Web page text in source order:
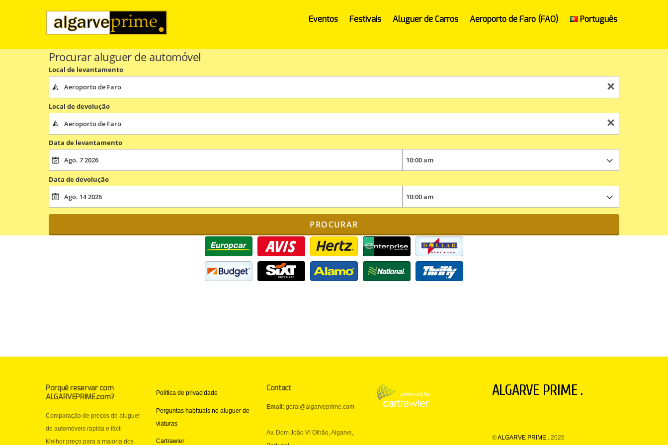
Eventos Festivais Aluguer de Carros Aeroporto de Faro (FAO) Português
Procurar aluguer de automóvel
Local de levantamento
Local de devolução
Data de levantamento
Data de devolução
PROCURAR
ALGARVE PRIME .
©ALGARVE PRIME .2026
Porquê reservar com
ALGARVEPRIME.com?
Comparação de preços de aluguer
de automóveis rápida e fácil
Melhor preço para a maioria dos
Política de privacidade
Perguntas habituais no aluguer de
viaturas
Cartrawler
Contact
Email: geral@algarveprime.com
Av. Dom João VI Olhão, Algarve,